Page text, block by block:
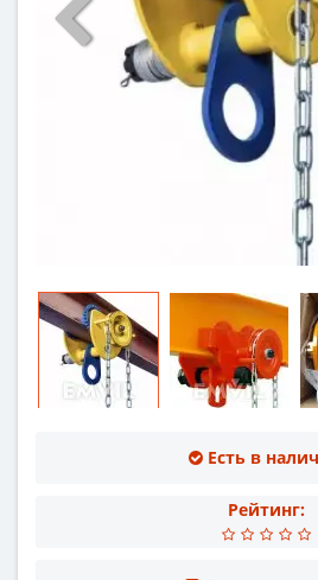
Есть в
Рейтинг: